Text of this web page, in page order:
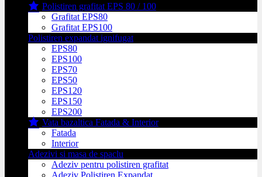
Polistiren grafitat EPS 80 / 100
Grafitat EPS80
Grafitat EPS100
Polistiren expandat ignifugat
EPS80
EPS100
EPS70
EPS50
EPS120
EPS150
EPS200
Vata bazaltica Fatada & Interior
Fatada
Interior
Adezivi si masa de spaclu
Adeziv pentru polistiren grafitat
Adeziv Polistiren Expandat